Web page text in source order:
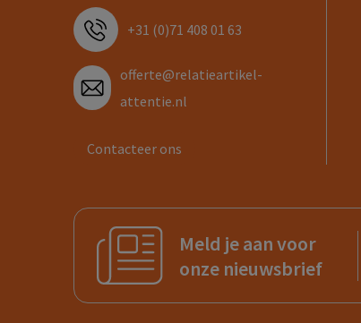
+31 (0)71 408 01 63
offerte@relatieartikel-
attentie.nl
Contacteer ons
Meld je aan voor
onze nieuwsbrief